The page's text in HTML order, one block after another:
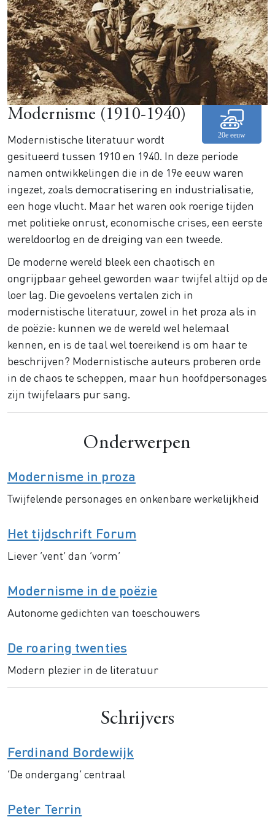
Modernisme (1910-1940)
Modernistische literatuur wordt
gesitueerd tussen 1910 en 1940. In deze periode
namen ontwikkelingen die in de 19e eeuw waren
ingezet, zoals democratisering en industrialisatie,
een hoge vlucht. Maar het waren ook roerige tijden
met politieke onrust, economische crises, een eerste
wereldoorlog en de dreiging van een tweede.
De moderne wereld bleek een chaotisch en
ongrijpbaar geheel geworden waar twijfel altijd op de
loer lag. Die gevoelens vertalen zich in
modernistische literatuur, zowel in het proza als in
de poëzie: kunnen we de wereld wel helemaal
kennen, en is de taal wel toereikend is om haar te
beschrijven? Modernistische auteurs proberen orde
in de chaos te scheppen, maar hun hoofdpersonages
zijn twijfelaars pur sang.
Onderwerpen
Modernisme in proza
Twijfelende personages en onkenbare werkelijkheid
Het tijdschrift Forum
Liever ‘vent’ dan ‘vorm’
Modernisme in de poëzie
Autonome gedichten van toeschouwers
De roaring twenties
Modern plezier in de literatuur
Schrijvers
Ferdinand Bordewijk
‘De ondergang’ centraal
Peter Terrin